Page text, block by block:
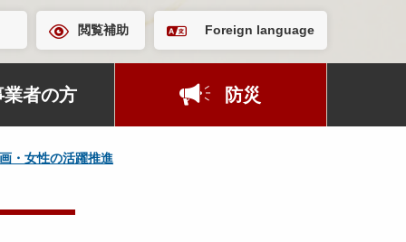
閲覧補助 Foreign language
業者の方 防災
・女性の活躍推進